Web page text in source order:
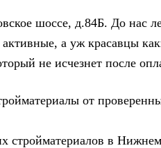
шоссе, д.84Б. До нас
а уж красавцы
не исчезнет после
от
стройматериалов в